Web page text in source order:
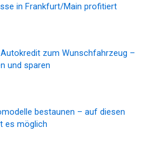
in Frankfurt/Main profitiert
zum Wunschfahrzeug –
und sparen
bestaunen – auf diesen
es möglich